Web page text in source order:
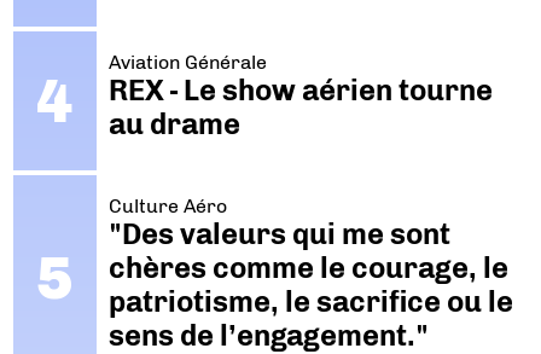
Aviation Générale
REX - Le show aérien tourne
au drame
Culture Aéro
"Des valeurs qui me sont
chères comme le courage, le
patriotisme, le sacrifice ou le
sens de l’engagement."